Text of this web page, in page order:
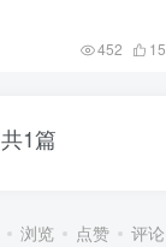
452 15
共1篇
浏览 点赞 评论